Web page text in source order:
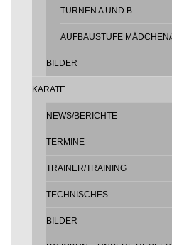
TURNEN A UND B
AUFBAUSTUFE
BILDER
KARATE
NEWS/BERICHTE
TERMINE
TRAINER/TRAINING
TECHNISCHES…
BILDER